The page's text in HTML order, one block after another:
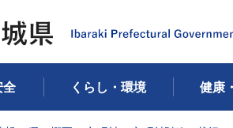
全 くらし・環境 健康